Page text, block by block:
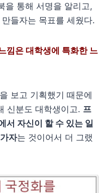
을 통해 서명을 알리고,
들자는 목표를 세웠다.
낌은 대학생에 특화한 느
보고 기획했기 때문에
신분도 대학생이고. 프
서 자신이 할 수 있는 일
자는 것이어서 더 그랬